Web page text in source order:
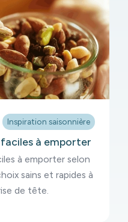
Inspiration saisonnière
à emporter
à emporter selon
sains et rapides à
de tête.